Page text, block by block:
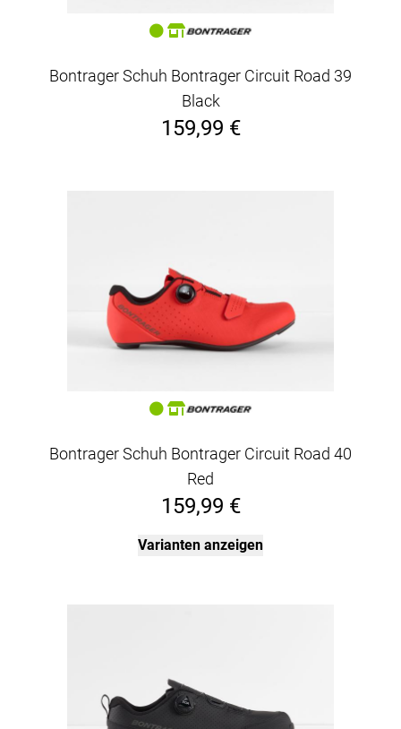
Bontrager Schuh Bontrager Circuit Road 39
Black
159,99 €
Bontrager Schuh Bontrager Circuit Road 40
Red
159,99 €
Varianten anzeigen